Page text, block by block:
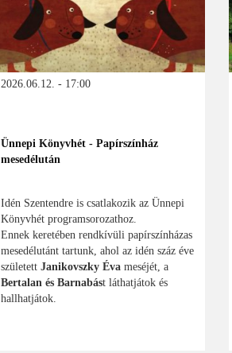
2026.06.12. - 17:00
Ünnepi Könyvhét - Papírszínház
mesedélután
Idén Szentendre is csatlakozik az Ünnepi
Könyvhét programsorozathoz.
Ennek keretében rendkívüli papírszínházas
mesedélutánt tartunk, ahol az idén száz éve
született Janikovszky Évameséjét, a
Bertalan és Barnabást láthatjátok és
hallhatjátok.